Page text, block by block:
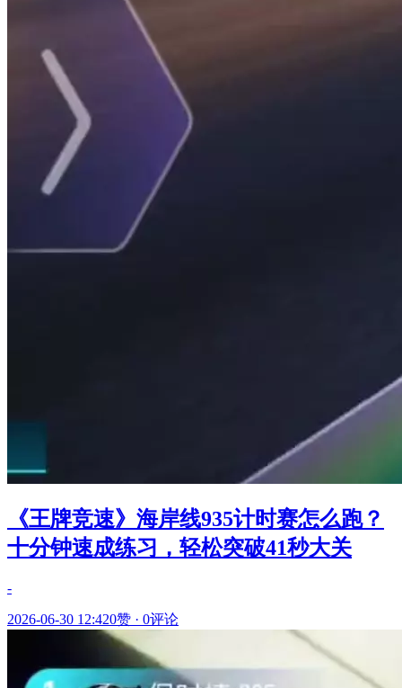
《王牌竞速》海岸线935计时赛怎么跑？
十分钟速成练习，轻松突破41秒大关
-
2026-06-30 12:420赞 · 0评论